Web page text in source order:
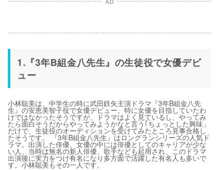
1.『3年B組金八先生』の生徒役で女優デビ
ュー
小林聡美は、中学生の時に武田鉄矢主演ドラマ『3年B組金八先
生』の安恵美智子役で女優デビュー。特に女優を目指していたわ
けではなかったそうですが、ドラマはよく見ているし、やってみ
たら面白そうだからやってみようかなと言う｢ちょっとした興味」
だけで、生徒役のオーディションを受けてみたところ見事合格し
たそうです。 『3年B組金八先生』はロングランシリーズの人気ド
ラマ。出演した俳優、女優の中には俳優としてのキャリアが少な
い人、当時は無名の新人俳優、歌手なども起用され、このドラマ
出演後に実力をつけ有名になり多方面で活躍した有名人も多いで
す。小林聡美もその一人です。